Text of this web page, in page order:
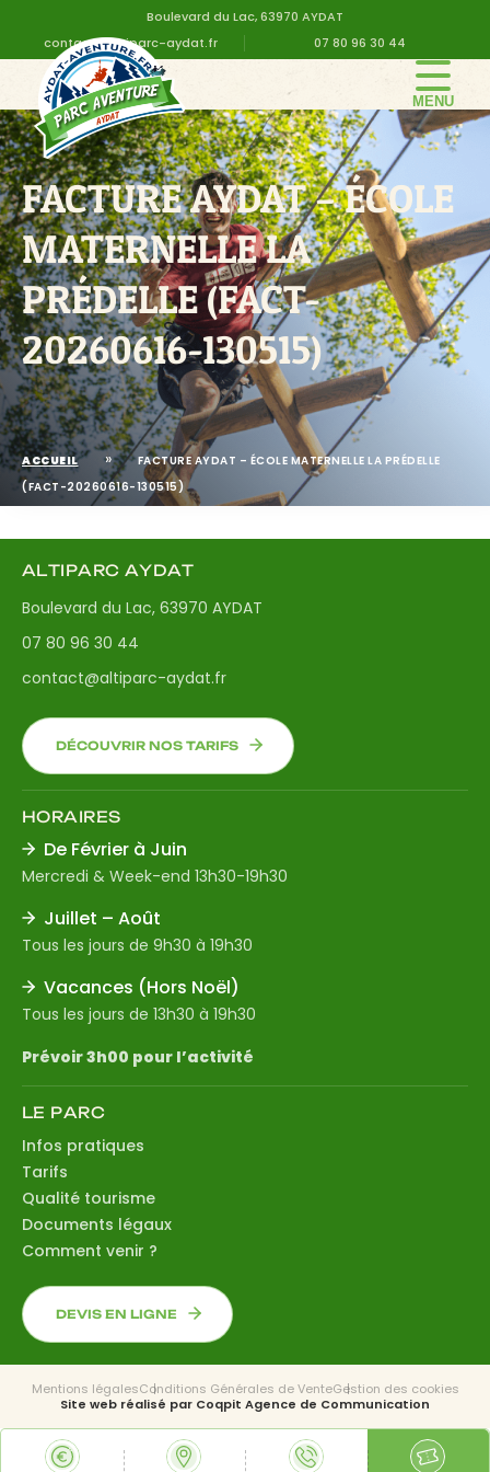
Boulevard du Lac, 63970 AYDAT
contact@altiparc-aydat.fr
07 80 96 30 44
LE PARC
GROUPE
TARIFS
ANNIVERSAIRE
INFOS PRATIQUES
CONTACT
DEVIS EN LIGNE
FACTURE AYDAT – ÉCOLE
MATERNELLE LA
PRÉDELLE (FACT-
20260616-130515)
ACCUEIL »
FACTURE AYDAT – ÉCOLE MATERNELLE LA PRÉDELLE
(FACT-20260616-130515)
ALTIPARC AYDAT
Boulevard du Lac, 63970 AYDAT
07 80 96 30 44
contact@altiparc-aydat.fr
DÉCOUVRIR NOS TARIFS
HORAIRES
De Février à Juin
Mercredi & Week-end 13h30-19h30
Juillet – Août
Tous les jours de 9h30 à 19h30
Vacances (Hors Noël)
Tous les jours de 13h30 à 19h30
Prévoir 3h00 pour l’activité
LE PARC
Infos pratiques
Tarifs
Qualité tourisme
Documents légaux
Comment venir ?
DEVIS EN LIGNE
Mentions légalesConditions Générales de VenteGestion des cookies
Site web réalisé par Coqpit Agence de Communication